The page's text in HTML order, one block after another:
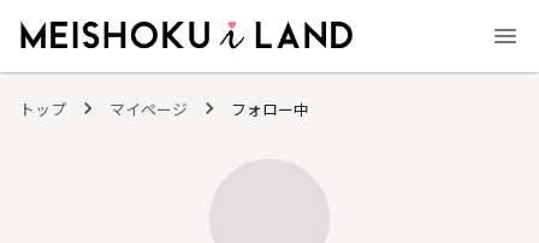
トップ マイページ フォロー中